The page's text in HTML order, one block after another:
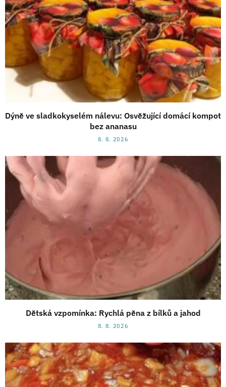
Dýně ve sladkokyselém nálevu: Osvěžující domácí kompot
bez ananasu
8. 8. 2026
Dětská vzpomínka: Rychlá pěna z bílků a jahod
8. 8. 2026